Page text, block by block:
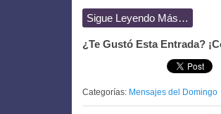
Sigue Leyendo Más…
¿Te Gustó Esta Entrada?
Categorías: Mensajes del Domingo